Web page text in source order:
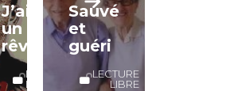
J’ai
un
rêve
LECTURE
LIBRE
Sauvé
et
guéri
LECTURE
LIBRE